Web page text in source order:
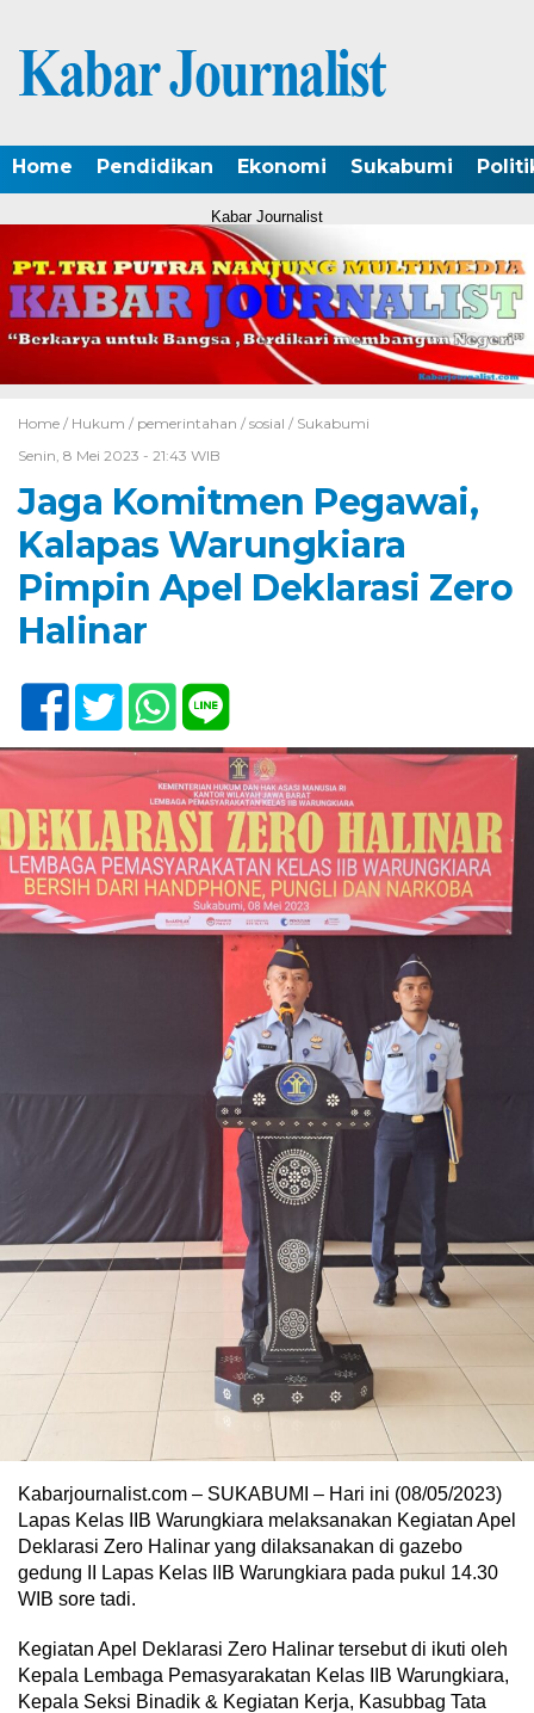
Home Pendidikan Ekonomi Sukabumi
Kabar Journalist
Home / Hukum / pemerintahan / sosial / Sukabumi
Senin, 8 Mei 2023 - 21:43 WIB
Jaga Komitmen Pegawai,
Kalapas Warungkiara
Pimpin Apel Deklarasi Zero
Halinar
Kabarjournalist.com – SUKABUMI – Hari ini (08/05/2023)
Lapas Kelas IIB Warungkiara melaksanakan Kegiatan Apel
Deklarasi Zero Halinar yang dilaksanakan di gazebo
gedung II Lapas Kelas IIB Warungkiara pada pukul 14.30
WIB sore tadi.
Kegiatan Apel Deklarasi Zero Halinar tersebut di ikuti oleh
Kepala Lembaga Pemasyarakatan Kelas IIB Warungkiara,
Kepala Seksi Binadik & Kegiatan Kerja, Kasubbag Tata